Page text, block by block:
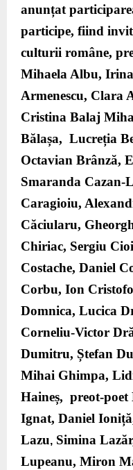
anunțat
participe, fiind
culturii române,
Mihaela Albu,
Armenescu, Clara
Cristina Balaj
Bălașa, Lucreția
Octavian Brânză,
Smaranda Cazan-
Caragioiu,
Căciularu,
Chiriac, Sergiu
Costache, Daniel
Corbu, Ion
Domnica, Lucica
Corneliu-Victor
Dumitru, Ștefan
Mihai Ghimpa,
Haineș, preot-
Ignat, Daniel
Lazu, Simina
Lupeanu, Miron